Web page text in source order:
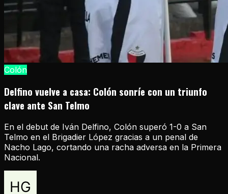
Colón
Delfino vuelve a casa: Colón sonríe con un triunfo
clave ante San Telmo
En el debut de Iván Delfino, Colón superó 1-0 a San
Telmo en el Brigadier López gracias a un penal de
Nacho Lago, cortando una racha adversa en la Primera
Nacional.